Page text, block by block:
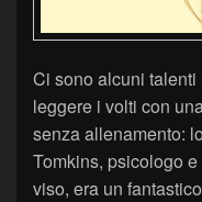
Ci sono alcuni
leggere i volti con
senza allenamento:
Tomkins, psicologo
viso, era un fantastico